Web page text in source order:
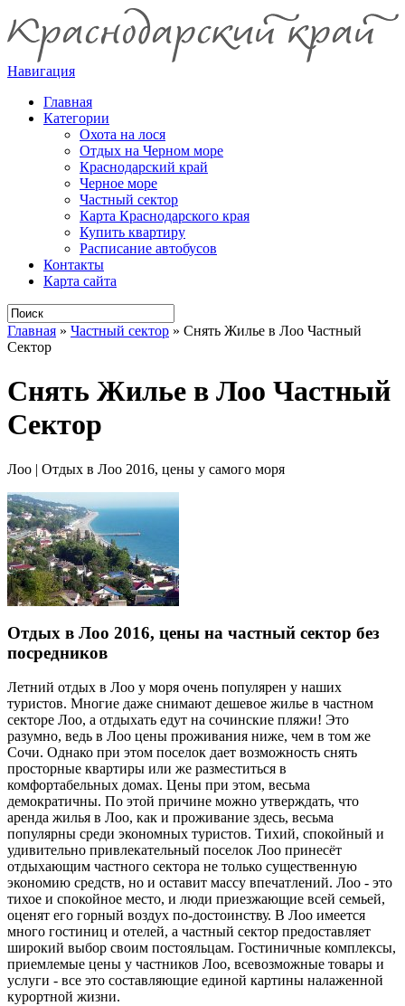
Навигация
Главная
Категории
Охота на лося
Отдых на Черном море
Краснодарский край
Черное море
Частный сектор
Карта Краснодарского края
Купить квартиру
Расписание автобусов
Контакты
Карта сайта
Главная » Частный сектор » Снять Жилье в Лоо Частный
Сектор
Снять Жилье в Лоо Частный
Сектор
Лоо | Отдых в Лоо 2016, цены у самого моря
Отдых в Лоо 2016, цены на частный сектор без
посредников
Летний отдых в Лоо у моря очень популярен у наших
туристов. Многие даже снимают дешевое жилье в частном
секторе Лоо, а отдыхать едут на сочинские пляжи! Это
разумно, ведь в Лоо цены проживания ниже, чем в том же
Сочи. Однако при этом поселок дает возможность снять
просторные квартиры или же разместиться в
комфортабельных домах. Цены при этом, весьма
демократичны. По этой причине можно утверждать, что
аренда жилья в Лоо, как и проживание здесь, весьма
популярны среди экономных туристов. Тихий, спокойный и
удивительно привлекательный поселок Лоо принесёт
отдыхающим частного сектора не только существенную
экономию средств, но и оставит массу впечатлений. Лоо - это
тихое и спокойное место, и люди приезжающие всей семьей,
оценят его горный воздух по-достоинству. В Лоо имеется
много гостиниц и отелей, а частный сектор предоставляет
широкий выбор своим постояльцам. Гостиничные комплексы,
приемлемые цены у частников Лоо, всевозможные товары и
услуги - все это составляющие единой картины налаженной
курортной жизни.